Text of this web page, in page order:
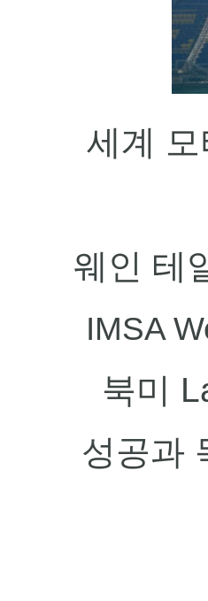
세계
웨인 테
IMSA
북미
성공과